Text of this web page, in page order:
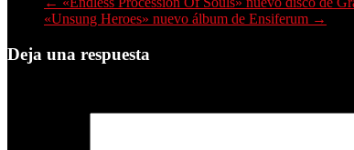
«Unsung Heroes» nuevo álbum de Ensiferum →
Deja una respuesta